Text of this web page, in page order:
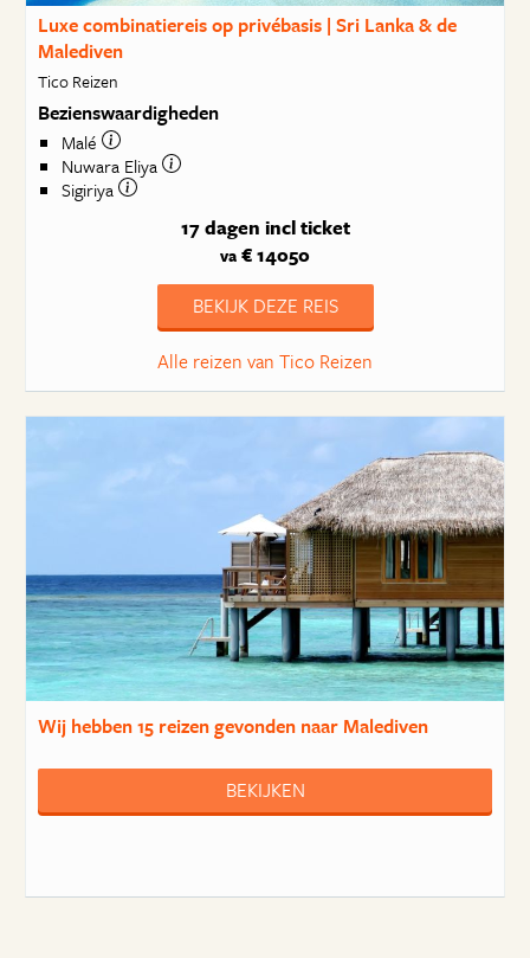
Luxe combinatiereis op privébasis | Sri Lanka & de
Malediven
Tico Reizen
Bezienswaardigheden
Malé
Nuwara Eliya
Sigiriya
17 dagen incl ticket
va € 14050
BEKIJK DEZE REIS
Alle reizen van Tico Reizen
Wij hebben15 reizengevonden naar Malediven
BEKIJKEN